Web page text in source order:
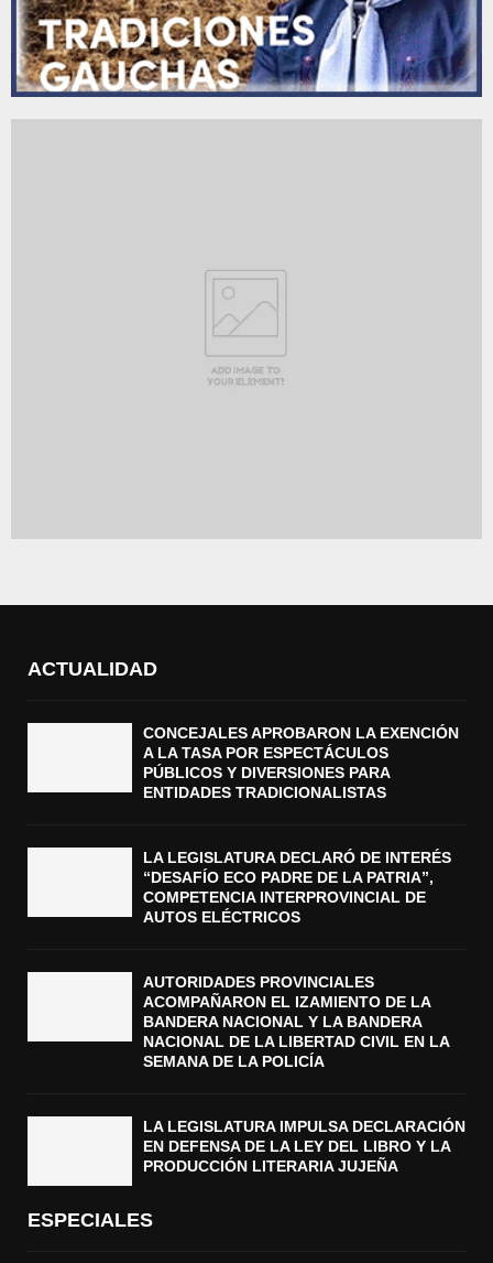
ACTUALIDAD
CONCEJALES APROBARON LA EXENCIÓN
A LA TASA POR ESPECTÁCULOS
PÚBLICOS Y DIVERSIONES PARA
ENTIDADES TRADICIONALISTAS
LA LEGISLATURA DECLARÓ DE INTERÉS
“DESAFÍO ECO PADRE DE LA PATRIA”,
COMPETENCIA INTERPROVINCIAL DE
AUTOS ELÉCTRICOS
AUTORIDADES PROVINCIALES
ACOMPAÑARON EL IZAMIENTO DE LA
BANDERA NACIONAL Y LA BANDERA
NACIONAL DE LA LIBERTAD CIVIL EN LA
SEMANA DE LA POLICÍA
LA LEGISLATURA IMPULSA DECLARACIÓN
EN DEFENSA DE LA LEY DEL LIBRO Y LA
PRODUCCIÓN LITERARIA JUJEÑA
ESPECIALES